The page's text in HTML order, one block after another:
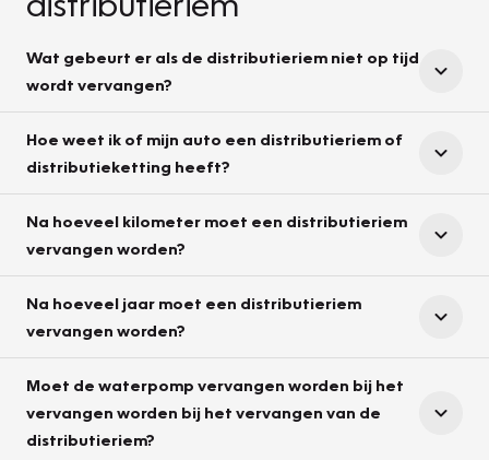
Wat gebeurt er als de distributieriem niet op tijd
wordt vervangen?
Hoe weet ik of mijn auto een distributieriem of
distributieketting heeft?
Na hoeveel kilometer moet een distributieriem
vervangen worden?
Na hoeveel jaar moet een distributieriem
vervangen worden?
Moet de waterpomp vervangen worden bij het
vervangen worden bij het vervangen van de
distributieriem?